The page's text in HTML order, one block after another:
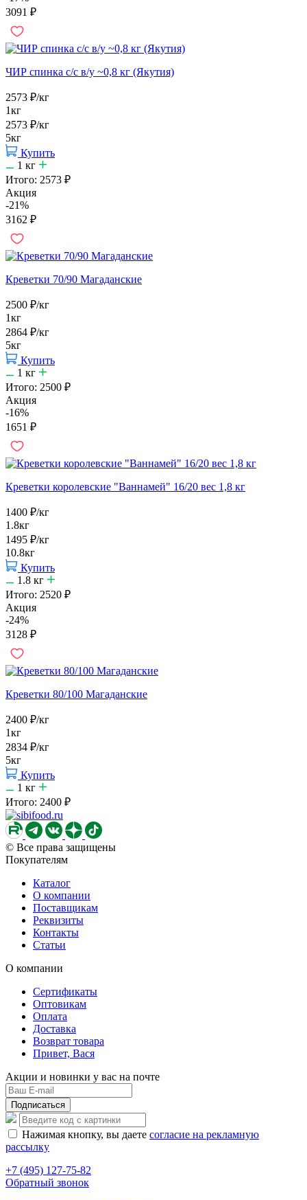
3091 ₽
ЧИР спинка с/с в/у ~0,8 кг (Якутия)
2573 ₽/кг
1кг
2573 ₽/кг
5кг
Купить
1 кг
Итого: 2573 ₽
Акция
-21%
3162 ₽
Креветки 70/90 Магаданские
2500 ₽/кг
1кг
2864 ₽/кг
5кг
Купить
1 кг
Итого: 2500 ₽
Акция
-16%
1651 ₽
Креветки королевские "Ваннамей" 16/20 вес 1,8 кг
1400 ₽/кг
1.8кг
1495 ₽/кг
10.8кг
Купить
1.8 кг
Итого: 2520 ₽
Акция
-24%
3128 ₽
Креветки 80/100 Магаданские
2400 ₽/кг
1кг
2834 ₽/кг
5кг
Купить
1 кг
Итого: 2400 ₽
© Все права защищены
Покупателям
Каталог
О компании
Поставщикам
Реквизиты
Контакты
Статьи
О компании
Сертификаты
Оптовикам
Оплата
Доставка
Возврат товара
Привет, Вася
Акции и новинки у вас на почте
Подписаться
Нажимая кнопку, вы даете согласие на рекламную
рассылку
+7 (495) 127-75-82
Обратный звонок